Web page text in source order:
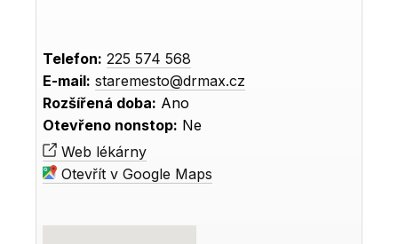
Telefon: 225 574 568
E-mail: staremesto@drmax.cz
Rozšířená doba: Ano
Otevřeno nonstop: Ne
Web lékárny
Otevřít v Google Maps